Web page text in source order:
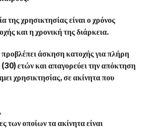
της χρησικτησίας είναι ο χρόνος
και η χρονική της διάρκεια.
άσκηση κατοχής για πλήρη
(30) ετών και απαγορεύει την απόκτηση
χρησικτησίας, σε ακίνητα που
των οποίων τα ακίνητα είναι